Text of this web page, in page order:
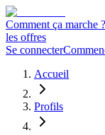
Comment ça marche ?
les offres
Se connecter
Accueil
Profils